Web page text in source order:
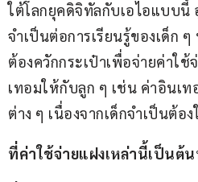
ใต้โลกยุคดิจิทัลกับเอไอแบบนี้
จำเป็นต่อการเรียนรู้ของเด็ก
ต้องควักกระเป๋าเพื่อจ่ายค่าใ
เทอมให้กับลูก ๆ เช่น ค่าอินเท
ต่าง ๆ เนื่องจากเด็กจำเป็นต้อ
ที่ค่าใช้จ่ายแฝงเหล่านี้เป็นต้